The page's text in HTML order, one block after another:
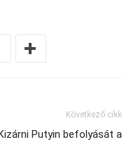
Következő cikk
Putyin befolyását a